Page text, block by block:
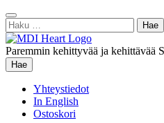
Siirry
sisältöön
Sulje
hae
Haku:
Paremmin kehittyvää ja kehittävää
Hae
Hae
Yhteystiedot
In English
Ostoskori